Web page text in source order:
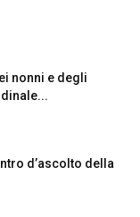
nonni e degli
d’ascolto della